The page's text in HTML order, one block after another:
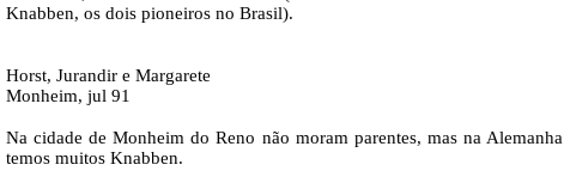
Knabben, os dois pioneiros no Brasil).
Horst, Jurandir e Margarete
Monheim, jul 91
Na cidade de Monheim do Reno não moram parentes, mas na Alemanha
temos muitos Knabben.